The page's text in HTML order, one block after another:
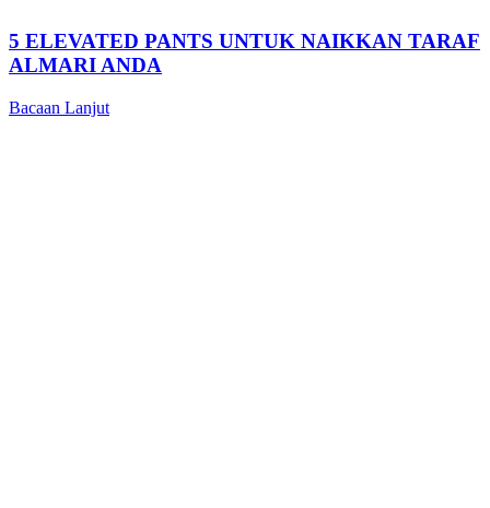
5 ELEVATED PANTS UNTUK NAIKKAN TARAF
ALMARI ANDA
Bacaan Lanjut